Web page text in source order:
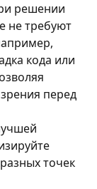
решении
не требуют
кода или
перед
точек